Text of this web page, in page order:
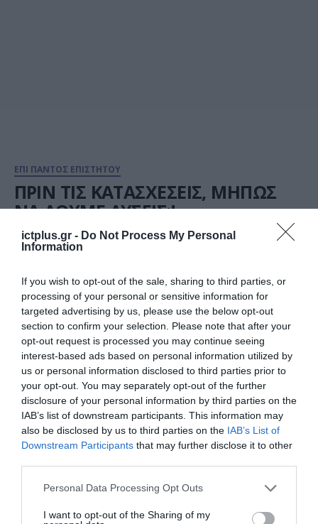
ictplus.gr - Do Not Process My Personal
Information
If you wish to opt-out of the sale, sharing to third parties, or
processing of your personal or sensitive information for
targeted advertising by us, please use the below opt-out
section to confirm your selection. Please note that after your
opt-out request is processed you may continue seeing
interest-based ads based on personal information utilized by
us or personal information disclosed to third parties prior to
your opt-out. You may separately opt-out of the further
disclosure of your personal information by third parties on the
IAB’s list of downstream participants. This information may
also be disclosed by us to third parties on the IAB’s List of
Downstream Participants that may further disclose it to other
Please note that this website/app uses one or more Google
not limited to your visit or usage behaviour. You may click to
Personal Data Processing Opt Outs
I want to opt-out of the Sharing of my
ΕΠΙ ΠΑΝΤΟΣ ΕΠΙΣΤΗΤΟΥ
ΠΡΙΝ ΤΙΣ ΚΑΤΑΣΧΕΣΕΙΣ, ΜΗΠΩΣ
ΝΑ ΔΟΥΜΕ ΛΥΣΕΙΣ;!
30.10.2025
ΕΠΙ ΠΑΝΤΟΣ ΕΠΙΣΤΗΤΟΥ
ΔΕΝ ΠΙΣΤΕΥΩ ΤΙΣ ΕΡΕΥΝΕΣ ΓΙΑ